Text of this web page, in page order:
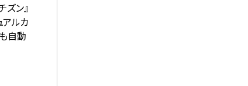
ン』
ルカ
自動